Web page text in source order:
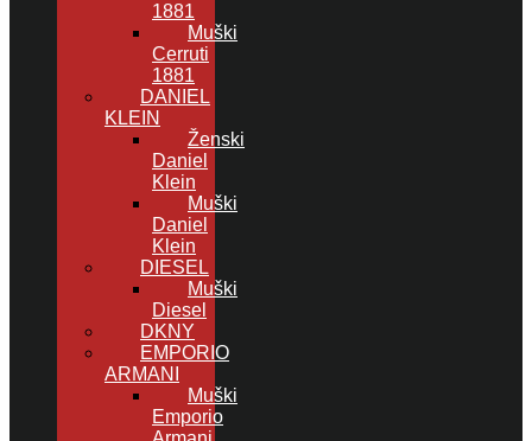
1881
Muški
Cerruti
1881
DANIEL
KLEIN
Ženski
Daniel
Klein
Muški
Daniel
Klein
DIESEL
Muški
Diesel
DKNY
EMPORIO
ARMANI
Muški
Emporio